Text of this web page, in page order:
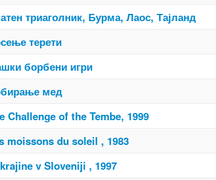
триаголник, Бурма, Лаос, Тајланд
терети
борбени игри
мед
Challenge of the Tembe, 1999
moissons du soleil , 1983
v Sloveniji , 1997